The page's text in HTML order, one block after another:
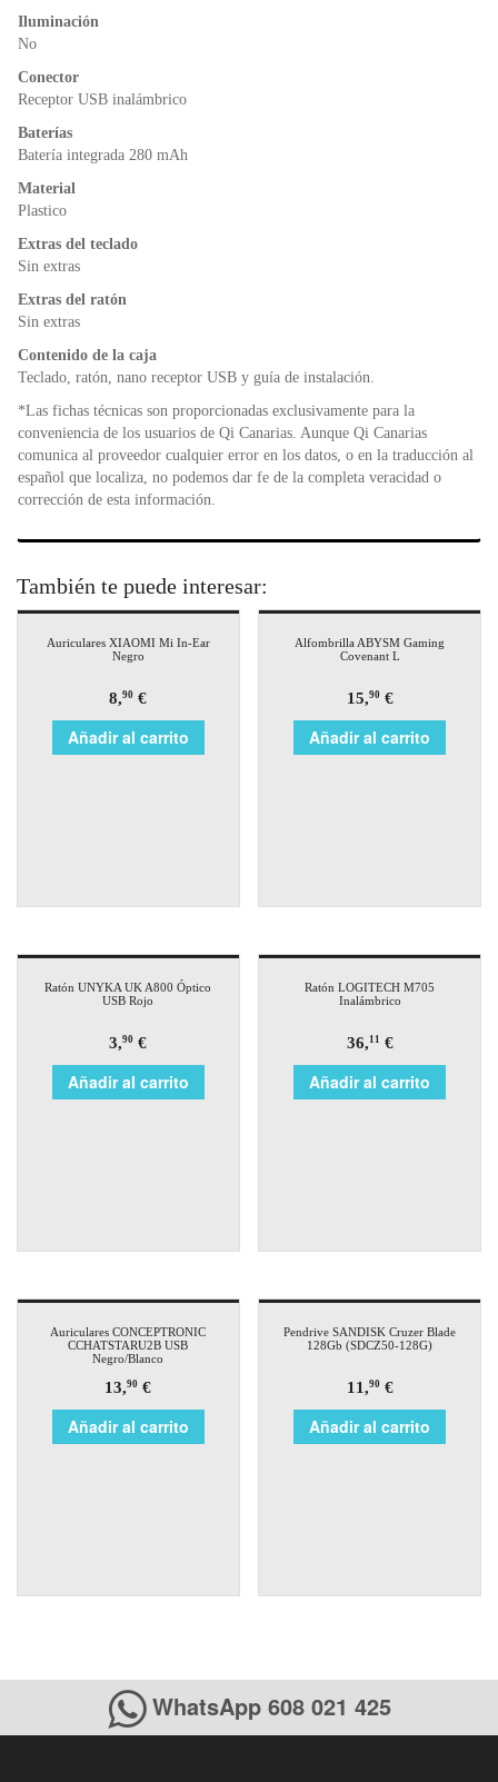
Iluminación
No
Conector
Receptor USB inalámbrico
Baterías
Batería integrada 280 mAh
Material
Plastico
Extras del teclado
Sin extras
Extras del ratón
Sin extras
Contenido de la caja
Teclado, ratón, nano receptor USB y guía de instalación.
*Las fichas técnicas son proporcionadas exclusivamente para la
conveniencia de los usuarios de Qi Canarias. Aunque Qi Canarias
comunica al proveedor cualquier error en los datos, o en la traducción al
español que localiza, no podemos dar fe de la completa veracidad o
corrección de esta información.
También te puede interesar:
Auriculares XIAOMI Mi In-Ear
Negro
8,90 €
Añadir al carrito
Alfombrilla ABYSM Gaming
Covenant L
15,90€
Añadir al carrito
Ratón UNYKA UK A800 Óptico
USB Rojo
3,90 €
Añadir al carrito
Ratón LOGITECH M705
Inalámbrico
36,11 €
Añadir al carrito
Auriculares CONCEPTRONIC
CCHATSTARU2B USB
Negro/Blanco
13,90 €
Añadir al carrito
Pendrive SANDISK Cruzer Blade
128Gb (SDCZ50-128G)
11,90€
Añadir al carrito
WhatsApp 608 021 425